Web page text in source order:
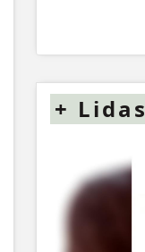
+ Lidas